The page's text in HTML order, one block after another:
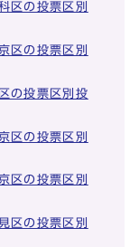
区の投票区別
区の投票区別
の投票区別投
区の投票区別
区の投票区別
区の投票区別